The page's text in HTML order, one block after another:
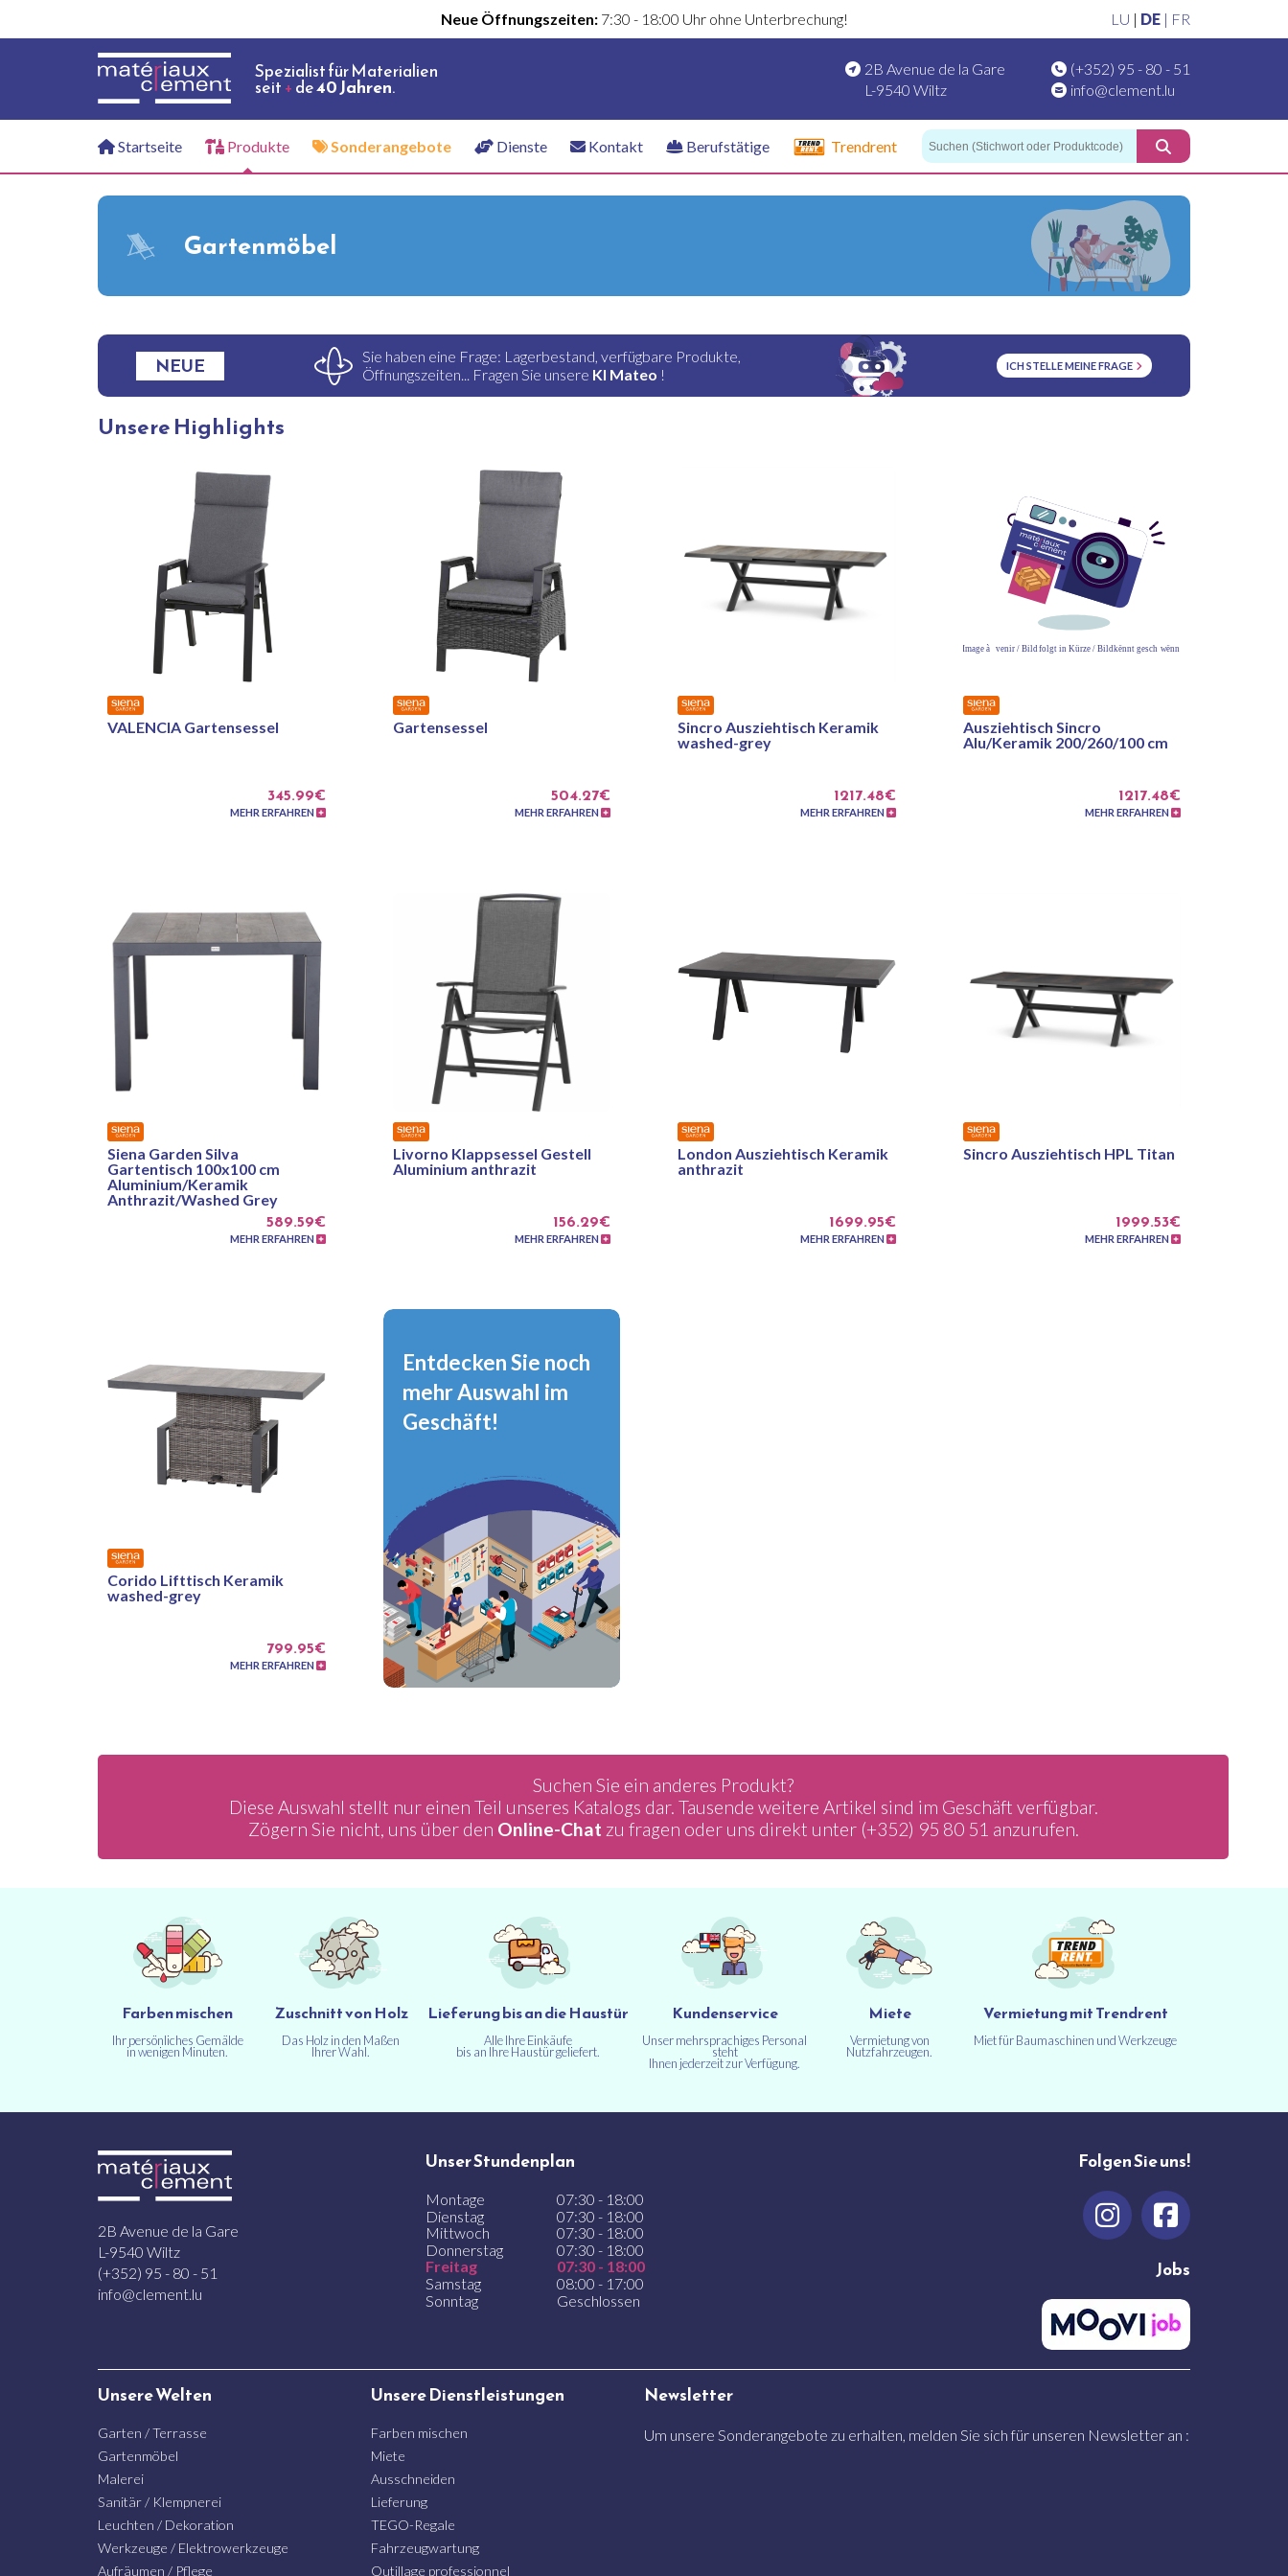
Neue Öffnungszeiten:7:30 - 18:00 Uhr ohne Unterbrechung! LU | DE | FR
Spezialist für Materialien
seit+de40 Jahren.
2B Avenue de la Gare
L-9540 Wiltz
(+352) 95 - 80 - 51
info@clement.lu
Startseite Produkte Sonderangebote Dienste Kontakt Berufstätige Trendrent
Gartenmöbel
NEUE
Sie haben eine Frage: Lagerbestand, verfügbare Produkte,
Öffnungszeiten... Fragen Sie unsere KI Mateo ! ICH STELLE MEINE FRAGE
Unsere Highlights
VALENCIA Gartensessel
345.99€
MEHR ERFAHREN
Gartensessel
504.27€
MEHR ERFAHREN
Sincro Ausziehtisch Keramik
washed-grey
1217.48€
MEHR ERFAHREN
Ausziehtisch Sincro
Alu/Keramik 200/260/100 cm
1217.48€
MEHR ERFAHREN
Siena Garden Silva
Gartentisch 100x100 cm
Aluminium/Keramik
Anthrazit/Washed Grey
589.59€
MEHR ERFAHREN
Livorno Klappsessel Gestell
Aluminium anthrazit
156.29€
MEHR ERFAHREN
London Ausziehtisch Keramik
anthrazit
1699.95€
MEHR ERFAHREN
Sincro Ausziehtisch HPL Titan
1999.53€
MEHR ERFAHREN
Corido Lifttisch Keramik
washed-grey
799.95€
MEHR ERFAHREN
Entdecken Sie noch
mehr Auswahl im
Geschäft!
Suchen Sie ein anderes Produkt?
Diese Auswahl stellt nur einen Teil unseres Katalogs dar. Tausende weitere Artikel sind im Geschäft verfügbar.
Zögern Sie nicht, uns über den Online-Chat zu fragen oder uns direkt unter (+352) 95 80 51 anzurufen.
Farben mischen
Ihr persönliches Gemälde
in wenigen Minuten.
Zuschnitt von Holz
Das Holz in den Maßen
Ihrer Wahl.
Lieferung bis an die Haustür
Alle Ihre Einkäufe
bis an Ihre Haustür geliefert.
Kundenservice
Unser mehrsprachiges Personal
steht
Ihnen jederzeit zur Verfügung.
Miete
Vermietung von
Nutzfahrzeugen.
Vermietung mit Trendrent
Miet für Baumaschinen und Werkzeuge
2B Avenue de la Gare
L-9540 Wiltz
(+352) 95 - 80 - 51
info@clement.lu
Unser Stundenplan
Montage
07:30 - 18:00
Dienstag
07:30 - 18:00
Mittwoch
07:30 - 18:00
Donnerstag
07:30 - 18:00
Freitag
07:30 - 18:00
Samstag
08:00 - 17:00
Sonntag
Geschlossen
Folgen Sie uns!
Jobs
Unsere Welten
Garten / Terrasse
Gartenmöbel
Malerei
Sanitär / Klempnerei
Leuchten / Dekoration
Werkzeuge / Elektrowerkzeuge
Aufräumen / Pflege
Unsere Dienstleistungen
Farben mischen
Miete
Ausschneiden
Lieferung
TEGO-Regale
Fahrzeugwartung
Outillage professionnel
Newsletter
Um unsere Sonderangebote zu erhalten, melden Sie sich für unseren Newsletter an :